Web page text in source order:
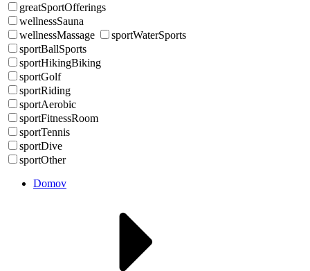
greatSportOfferings
wellnessSauna
wellnessMassage
sportWaterSports
sportBallSports
sportHikingBiking
sportGolf
sportRiding
sportAerobic
sportFitnessRoom
sportTennis
sportDive
sportOther
Domov